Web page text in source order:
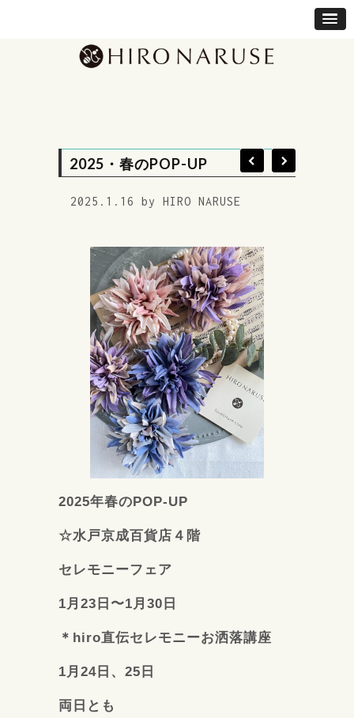
2025・春のPOP-UP
2025.1.16 by HIRO NARUSE
2025年春のPOP-UP
☆水戸京成百貨店４階
セレモニーフェア
1月23日〜1月30日
＊hiro直伝セレモニーお洒落講座
1月24日、25日
両日とも